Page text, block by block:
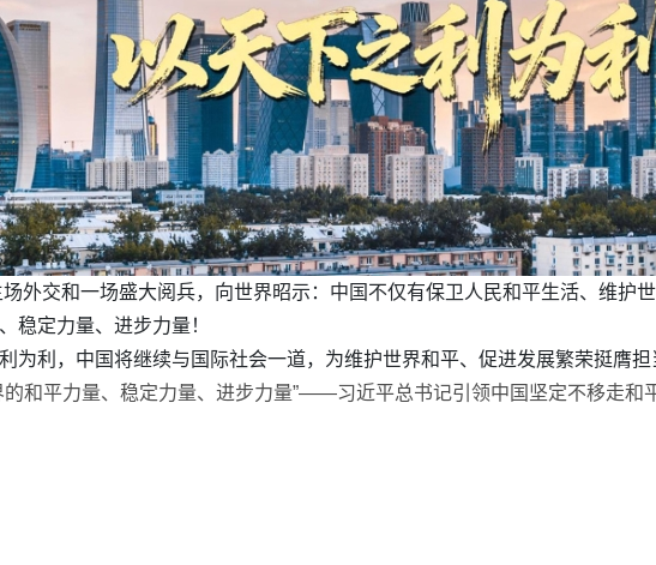
外交和一场盛大阅兵，向世界昭示：中国不仅有保卫人民和平生活、维护
稳定力量、进步力量！
为利，中国将继续与国际社会一道，为维护世界和平、促进发展繁荣挺膺担
的和平力量、稳定力量、进步力量”——习近平总书记引领中国坚定不移走和